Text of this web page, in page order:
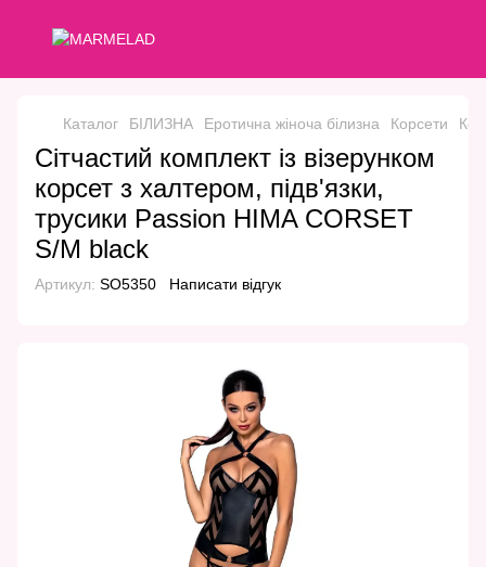
Каталог БІЛИЗНА Еротична жіноча білизна Корсети
Сітчастий комплект із візерунком
корсет з халтером, підв'язки,
трусики Passion HIMA CORSET
S/M black
Артикул: SO5350 Написати відгук